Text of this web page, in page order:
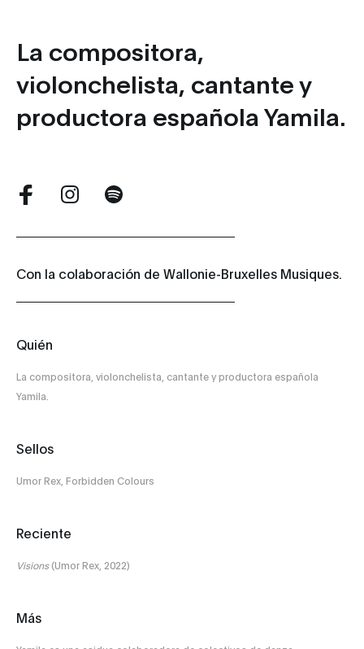
La compositora,
violonchelista, cantante y
productora española Yamila.
Con la colaboración de Wallonie-Bruxelles Musiques.
Quién
La compositora, violonchelista, cantante y productora española
Yamila.
Sellos
Umor Rex, Forbidden Colours
Reciente
Visions(Umor Rex, 2022)
Más